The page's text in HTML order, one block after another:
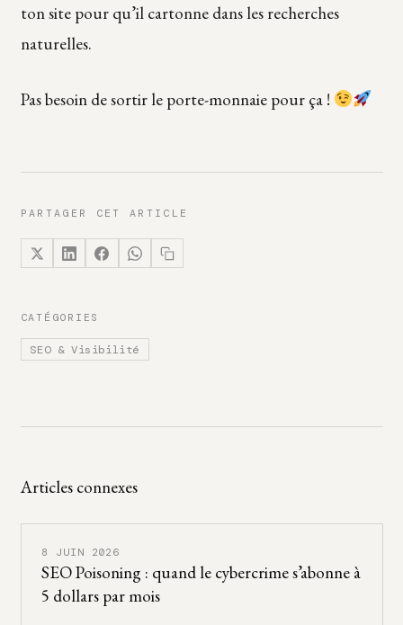
ton site pour qu’il cartonne dans les recherches
naturelles.
Pas besoin de sortir le porte-monnaie pour ça !
PARTAGER CET ARTICLE
CATÉGORIES
SEO & Visibilité
Articles connexes
8 JUIN 2026
SEO Poisoning : quand le cybercrime s’abonne à
5 dollars par mois